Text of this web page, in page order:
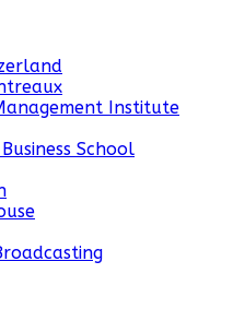
Institute
School